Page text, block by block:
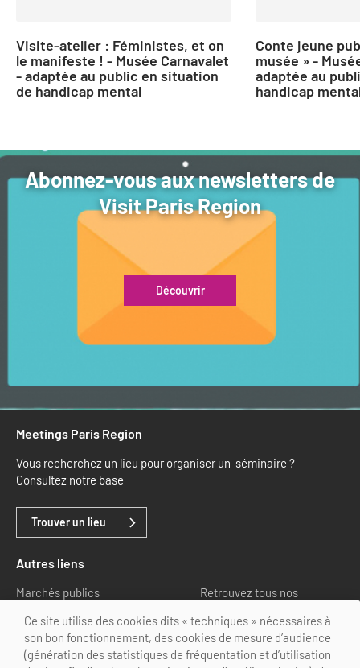
Visite-atelier : Féministes, et on
le manifeste ! - Musée Carnavalet
- adaptée au public en situation
de handicap mental
Conte jeune
musée » -
adaptée au
handicap
Abonnez-vous aux newsletters de
Visit Paris Region
Découvrir
Meetings Paris Region
Vous recherchez un lieu pour organiser un séminaire ?
Consultez notre base
Trouver un lieu
Autres liens
Marchés publics
Retrouvez tous nos
Nous suivre
Ce site utilise des cookies dits « techniques » nécessaires à
son bon fonctionnement, des cookies de mesure d’audience
(génération des statistiques de fréquentation et d’utilisation